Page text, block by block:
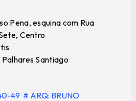
Pena, esquina com Rua
Centro
Santiago
49 # ARQ: BRUNO